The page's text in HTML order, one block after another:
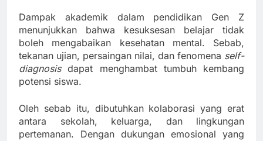
Dampak akademik dalam pendidikan Gen Z
menunjukkan bahwa kesuksesan belajar tidak
boleh mengabaikan kesehatan mental. Sebab,
tekanan ujian, persaingan nilai, dan fenomena self-
diagnosisdapat menghambat tumbuh kembang
potensi siswa.
Oleh sebab itu, dibutuhkan kolaborasi yang erat
antara sekolah, keluarga, dan lingkungan
pertemanan. Dengan dukungan emosional yang